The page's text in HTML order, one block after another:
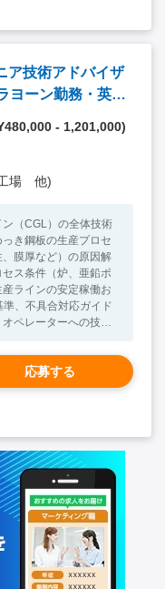
、税務要件への完全
験 ・日常会話レベル以
ア技術アドバイザ
ヨーン勤務・英文
- 1,201,000)
工場 他)
ン（CGL）の全体技術
き鋼板の生産プロセ
膜厚など）の原因解
ス条件（炉、亜鉛ポ
ラインの安定稼働お
、不具合対応ガイド
ペレーターへの技術
ライン：タイ工場長
スタッフを技術面から
5年以上 ・溶融亜鉛め
・製造現場における
の工場管理／技術責任
外工場での勤務経験
応募する